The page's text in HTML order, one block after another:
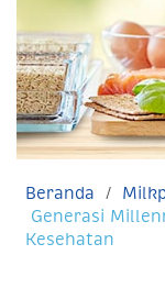
Beranda
Generasi
Kesehatan